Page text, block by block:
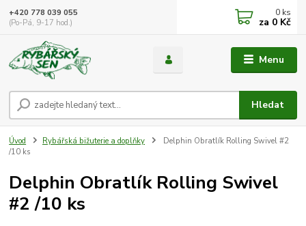
Menu
Hledat
+420 778 039 055
(Po-Pá, 9-17 hod.)
0 ks
za 0 Kč
Úvod Rybářská bižuterie a doplňky
Delphin Obratlík Rolling Swivel #2
/10 ks
Delphin Obratlík Rolling Swivel
#2 /10 ks